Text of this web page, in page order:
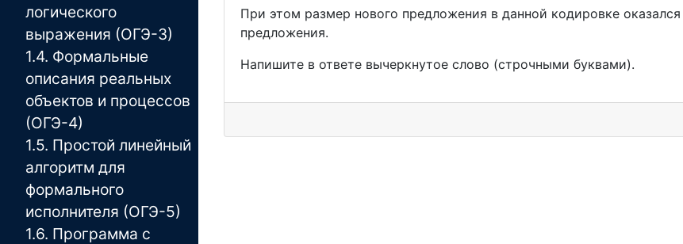
логического
выражения (ОГЭ-3)
1.4. Формальные
описания реальных
объектов и процессов
(ОГЭ-4)
1.5. Простой линейный
алгоритм для
формального
исполнителя (ОГЭ-5)
1.6. Программа с
При этом размер нового предложения в данной кодировке
предложения.
Напишите в ответе вычеркнутое слово (строчными буквами).